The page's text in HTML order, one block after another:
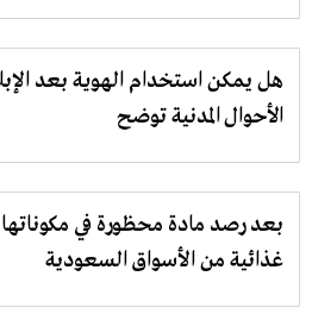
هل يمكن استخدام الهوية بعد
الأحوال المدنية توضح
غذائية من الأسواق السعودية